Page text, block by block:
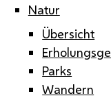
Natur
Übersicht
Parks
Wandern